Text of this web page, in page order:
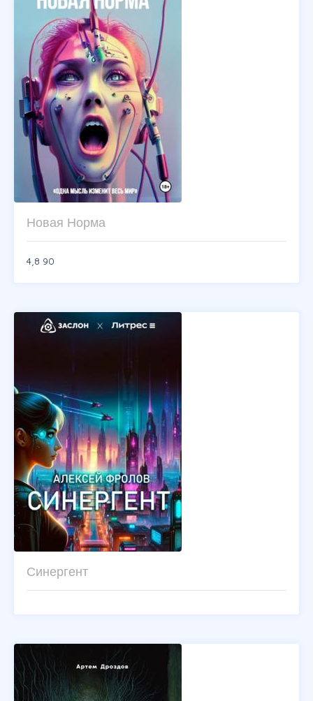
Новая Норма
4,8 90
Синергент